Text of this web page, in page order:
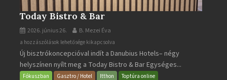
Today Bistro & Bar
2026. június 26. B. Mezei Éva
Today
Bistro
&
Bar
a hozzászólások lehetősége kikapcsolva
Új bisztrókoncepcióval indít a Danubius Hotels– négy
helyszínen nyílt meg a Today Bistro & Bar Egységes...
Fókuszban Gasztro / Hotel Itthon Toptúra online